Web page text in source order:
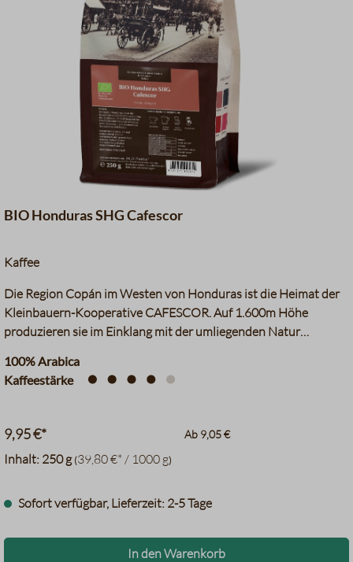
Datentabelle für das
Nougat
Vollmilchschokolade, Kakao
–
grüne Trauben
BIO Honduras SHG Cafescor
Kaffee
Die Region Copán im Westen von Honduras ist die Heimat der
Kleinbauern-Kooperative CAFESCOR. Auf 1.600m Höhe
produzieren sie im Einklang mit der umliegenden Natur
ermöglicht. Im kühleren Klima des Hochlandes reifen die
Kaffeebohnen langsam heran. Es entsteht ein komplexer,
Macadamianüssen und Kakao, mild und gut ausbalanciert im
Abgang.
100% Arabica
Kaffeestärke
Inhalt: 250 g (39,80 €* / 1000 g)
9,95 €* Ab 9,05 €
Sofort verfügbar, Lieferzeit: 2-5 Tage
In den Warenkorb